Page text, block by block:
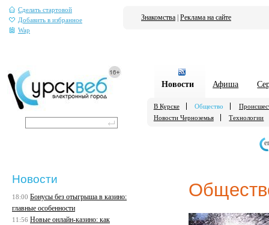
Сделать стартовой
Добавить в избранное
Wap
Знакомства Реклама на сайте
Новости Афиша
В Курске Общество
Новости Черноземья
Технологии
Новости
18:00 Бонусы без отыгрыша в казино:
главные особенности
11:56 Новые онлайн-казино: как